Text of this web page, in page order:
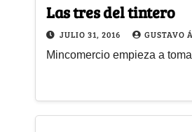
Las tres del tintero
JULIO 31, 2016 GUSTAVO
Mincomercio empieza a